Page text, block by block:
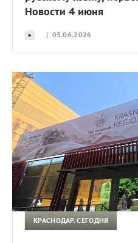
Новости 4 июня
| 05.06.2026
КРАСНОДАР. СЕГОДНЯ